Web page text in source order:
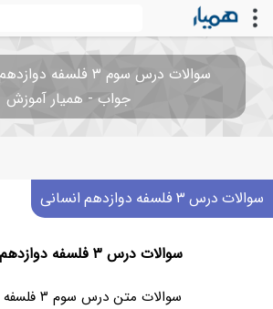
سوالات درس سوم ۳
جواب - همیار آموزش
سوالات درس ۳ فلسفه دوازدهم انسانی
سوالات درس ۳ فلسفه دوازدهم انسانی
سوالات متن درس سوم ۳ فلسفه دوازدهم